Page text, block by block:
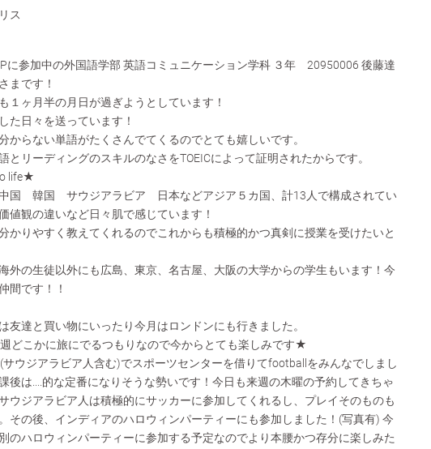
ス
に参加中の外国語学部 英語コミュニケーション学科 ３年 20950006 後藤達
まです！
１ヶ月半の月日が過ぎようとしています！
た日々を送っています！
からない単語がたくさんでてくるのでとても嬉しいです。
とリーディングのスキルのなさをTOEICによって証明されたからです。
life★
国 韓国 サウジアラビア 日本などアジア５カ国、計13人で構成されてい
値観の違いなど日々肌で感じています！
かりやすく教えてくれるのでこれからも積極的かつ真剣に授業を受けたいと
外の生徒以外にも広島、東京、名古屋、大阪の大学からの学生もいます！今
間です！！
友達と買い物にいったり今月はロンドンにも行きました。
どこかに旅にでるつもりなので今からとても楽しみです★
サウジアラビア人含む)でスポーツセンターを借りてfootballをみんなでしまし
後は....的な定番になりそうな勢いです！今日も来週の木曜の予約してきちゃ
ジアラビア人は積極的にサッカーに参加してくれるし、プレイそのものも
その後、インディアのハロウィンパーティーにも参加しました！(写真有) 今
のハロウィンパーティーに参加する予定なのでより本腰かつ存分に楽しみた